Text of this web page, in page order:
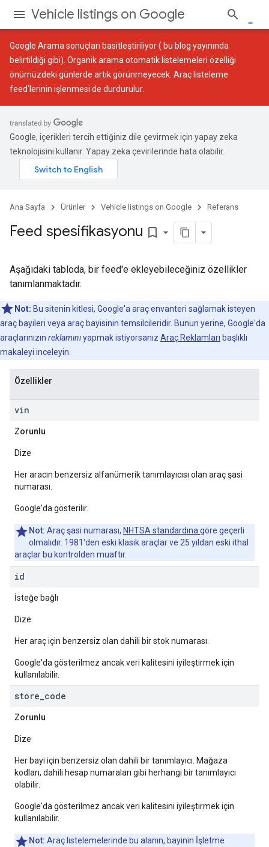
Vehicle listings on Google
Google Arama sonuçları basitleştiriliyor ( bu blog yayınında
belirtildiği gibi). Organik arama otomatik listelemeleri özelliği
önümüzdeki günlerde artık görünmeyecek. Araç listeleme
feed'lerinin işlenmesi de durdurulur.
Google, içerikleri tercih ettiğiniz dile çevirmek için yapay zeka
teknolojisini kullanır. Yapay zeka çevirilerinde hata olabilir.
Ana Sayfa Ürünler Vehicle listings on Google Referans
Feed spesifikasyonu bookmark_border
Aşağıdaki tabloda, bir feed'e ekleyebileceğiniz özellikler
tanımlanmaktadır.
Not: Bu sitenin kitlesi, Google'a araç envanteri sağlamak isteyen
araç bayileri veya araç bayisinin temsilcileridir. Bunun yerine, Google'da
araçlarınızın reklamınıyapmak istiyorsanız Araç Reklamları başlıklı
makaleyi inceleyin.
Özellikler
vin
Zorunlu
Dize
Her aracın benzersiz alfanümerik tanımlayıcısı olan araç şasi
numarası.
Google'da gösterilir.
Not: Araç şasi numarası, NHTSA standardına göre geçerli
olmalıdır. 1981'den eski klasik araçlar ve 25 yıldan eski ithal
araçlar bu kontrolden muaftır.
id
İsteğe bağlı
Dize
Her araç için benzersiz olan dahili bir stok numarası.
Google'da gösterilmez ancak veri kalitesini iyileştirmek için
kullanılabilir.
store code
Zorunlu
Dize
Her bayi için benzersiz olan dahili bir tanımlayıcı. Mağaza
kodları, dahili hesap numaraları gibi herhangi bir tanımlayıcı
olabilir.
Google'da gösterilmez ancak veri kalitesini iyileştirmek için
kullanılabilir.
Not: Araç listelemelerinde bu alanın, bayinin İşletme